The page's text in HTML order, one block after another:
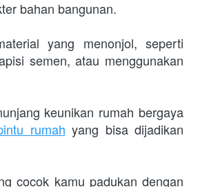
bahan bangunan.
yang menonjol, seperti
semen, atau menggunakan
keunikan rumah bergaya
rumah yang bisa dijadikan
cocok kamu padukan dengan